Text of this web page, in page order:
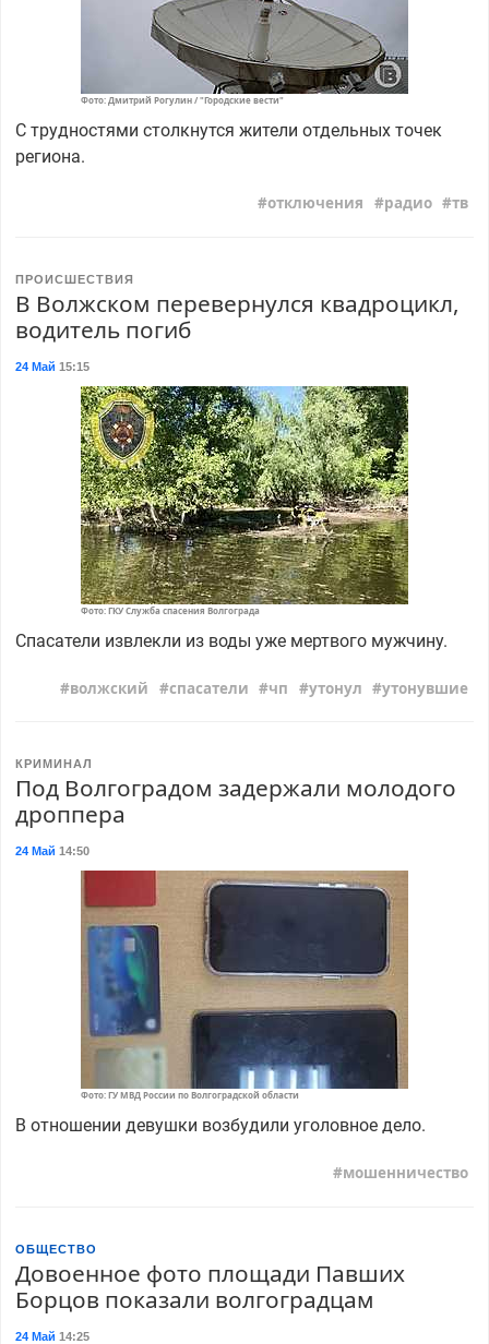
Фото: Дмитрий Рогулин / "Городские вести"
С трудностями столкнутся жители отдельных точек
региона.
отключения радио тв
ПРОИСШЕСТВИЯ
В Волжском перевернулся квадроцикл,
водитель погиб
24 Май 15:15
Фото: ГКУ Служба спасения Волгограда
Спасатели извлекли из воды уже мертвого мужчину.
волжский спасатели чп утонул утонувшие
КРИМИНАЛ
Под Волгоградом задержали молодого
дроппера
24 Май 14:50
Фото: ГУ МВД России по Волгоградской области
В отношении девушки возбудили уголовное дело.
мошенничество
ОБЩЕСТВО
Довоенное фото площади Павших
Борцов показали волгоградцам
24 Май 14:25